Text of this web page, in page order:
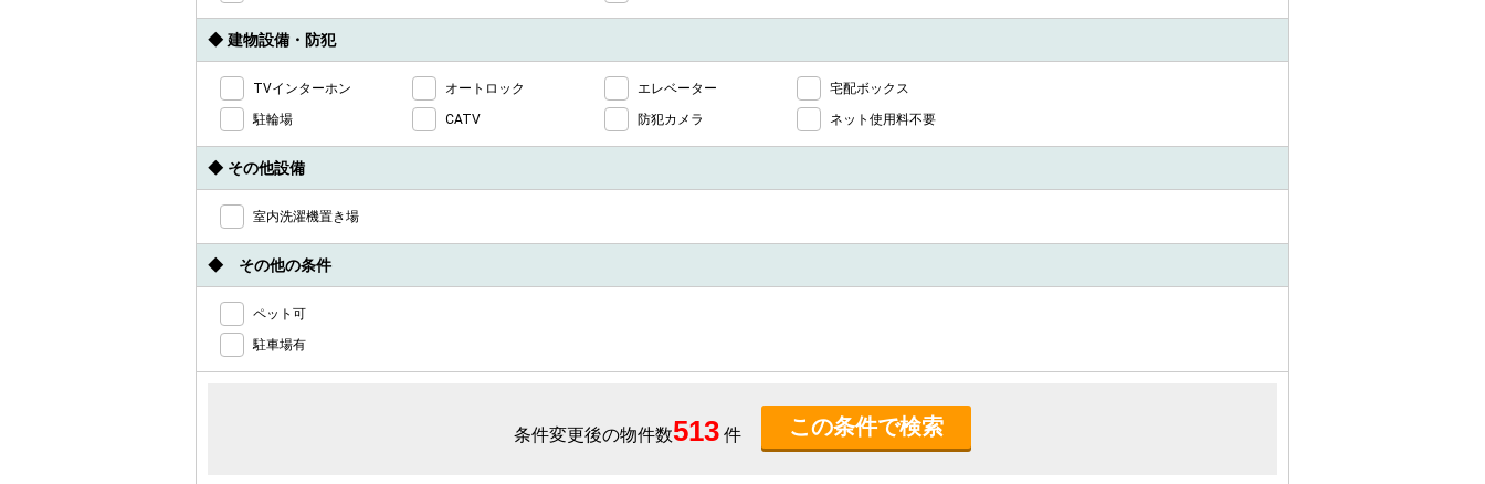
◆ 建物設備・防犯
TVインターホン オートロック エレベーター
宅配ボックス
駐輪場
CATV 防犯カメラ ネット使用料不要
◆ その他設備
室内洗濯機置き場
◆ その他の条件
ペット可
駐車場有
条件変更後の物件数513 件